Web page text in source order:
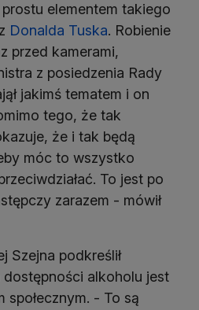
elementem takiego
Donalda Tuska. Robienie
przed kamerami,
z posiedzenia Rady
jakimś tematem i on
tego, że tak
że i tak będą
móc to wszystko
To jest po
zarazem - mówił
Szejna podkreślił
alkoholu jest
społecznym. - To są